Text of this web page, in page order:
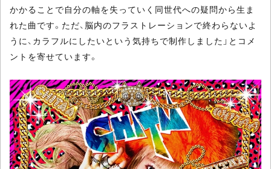
かかることで自分の軸を失っていく同世代への疑問から生ま
れた曲です。ただ、脳内のフラストレーションで終わらないよ
うに、カラフルにしたいという気持ちで制作しました」とコメ
ントを寄せています。